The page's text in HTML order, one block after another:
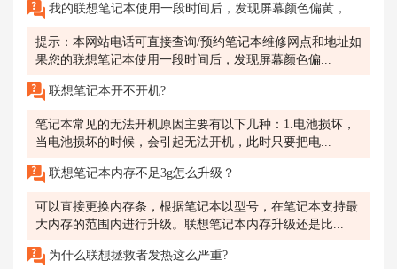
我的联想笔记本使用一段时间后，发现屏幕颜色偏黄，很难看，怎么办？
提示：本网站电话可直接查询/预约笔记本维修网点和地址如
果您的联想笔记本使用一段时间后，发现屏幕颜色偏...
联想笔记本开不开机?
笔记本常见的无法开机原因主要有以下几种：1.电池损坏，
当电池损坏的时候，会引起无法开机，此时只要把电...
联想笔记本内存不足3g怎么升级？
可以直接更换内存条，根据笔记本以型号，在笔记本支持最
大内存的范围内进行升级。联想笔记本内存升级还是比...
为什么联想拯救者发热这么严重?